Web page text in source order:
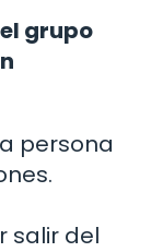
grupo
persona
salir del